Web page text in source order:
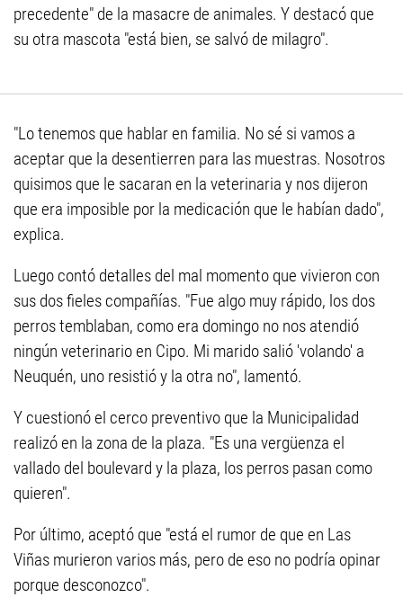
precedente" de la masacre de animales. Y destacó que
su otra mascota "está bien, se salvó de milagro".
"Lo tenemos que hablar en familia. No sé si vamos a
aceptar que la desentierren para las muestras. Nosotros
quisimos que le sacaran en la veterinaria y nos dijeron
que era imposible por la medicación que le habían dado",
explica.
Luego contó detalles del mal momento que vivieron con
sus dos fieles compañías. "Fue algo muy rápido, los dos
perros temblaban, como era domingo no nos atendió
ningún veterinario en Cipo. Mi marido salió 'volando' a
Neuquén, uno resistió y la otra no", lamentó.
Y cuestionó el cerco preventivo que la Municipalidad
realizó en la zona de la plaza. "Es una vergüenza el
vallado del boulevard y la plaza, los perros pasan como
quieren".
Por último, aceptó que "está el rumor de que en Las
Viñas murieron varios más, pero de eso no podría opinar
porque desconozco".